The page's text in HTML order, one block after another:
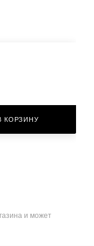
КОРЗИНУ
и может